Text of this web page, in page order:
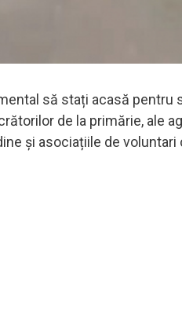
să stați acasă pentru
de la primărie, ale
și asociațiile de